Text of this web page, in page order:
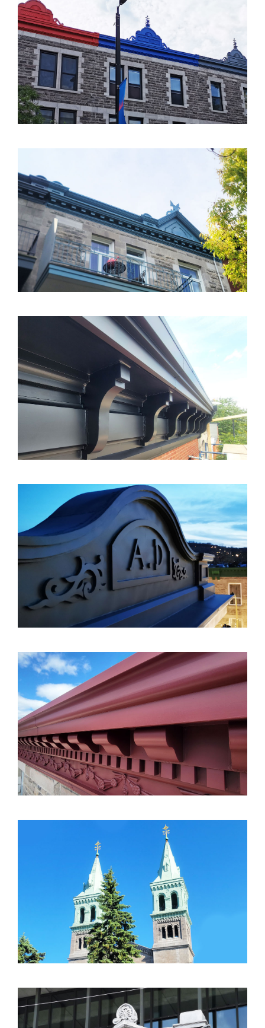
922 928 932 MT-ROYAL
4292 ET 4290 GARNIER
4635 NOTRE-DAME O
4903 ST-LAURENT
5295 ST-URBAIN
ÉGLISE ST-CLÉMENT